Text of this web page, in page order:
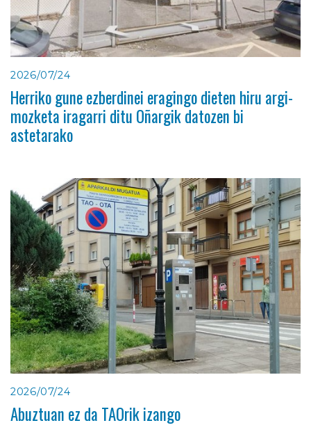
2026/07/24
Herriko gune ezberdinei eragingo dieten hiru argi-
mozketa iragarri ditu Oñargik datozen bi
astetarako
2026/07/24
Abuztuan ez da TAOrik izango